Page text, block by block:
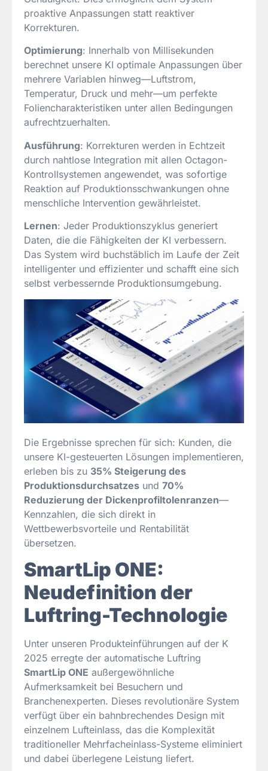
proaktive Anpassungen statt reaktiver
Korrekturen.
Optimierung: Innerhalb von Millisekunden
berechnet unsere KI optimale Anpassungen über
mehrere Variablen hinweg—Luftstrom,
Temperatur, Druck und mehr—um perfekte
Foliencharakteristiken unter allen Bedingungen
aufrechtzuerhalten.
Ausführung: Korrekturen werden in Echtzeit
durch nahtlose Integration mit allen Octagon-
Kontrollsystemen angewendet, was sofortige
Reaktion auf Produktionsschwankungen ohne
menschliche Intervention gewährleistet.
Lernen: Jeder Produktionszyklus generiert
Daten, die die Fähigkeiten der KI verbessern.
Das System wird buchstäblich im Laufe der Zeit
intelligenter und effizienter und schafft eine sich
selbst verbessernde Produktionsumgebung.
Die Ergebnisse sprechen für sich: Kunden, die
unsere KI-gesteuerten Lösungen implementieren,
erleben bis zu 35% Steigerung des
Produktionsdurchsatzes und 70%
Reduzierung der Dickenprofiltolenranzen—
Kennzahlen, die sich direkt in
Wettbewerbsvorteile und Rentabilität
übersetzen.
SmartLip ONE:
Neudefinition der
Luftring-Technologie
Unter unseren Produkteinführungen auf der K
2025 erregte der automatische Luftring
SmartLip ONE außergewöhnliche
Aufmerksamkeit bei Besuchern und
Branchenexperten. Dieses revolutionäre System
verfügt über ein bahnbrechendes Design mit
einzelnem Lufteinlass, das die Komplexität
traditioneller Mehrfacheinlass-Systeme eliminiert
und dabei überlegene Leistung liefert.